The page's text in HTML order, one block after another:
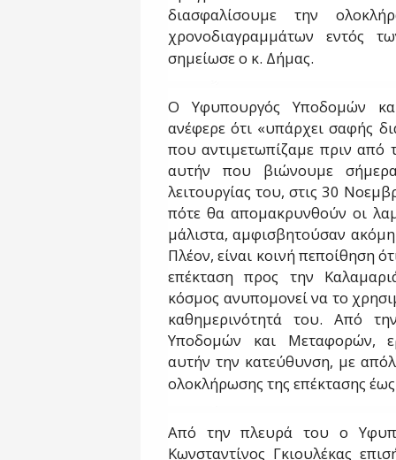
διασφαλίσουμε την
χρονοδιαγραμμάτων εντός
σημείωσε ο κ. Δήμας.
Ο Υφυπουργός Υποδομών
ανέφερε ότι «υπάρχει σαφής
που αντιμετωπίζαμε πριν
αυτήν που βιώνουμε
λειτουργίας του, στις 30
πότε θα απομακρυνθούν οι
μάλιστα, αμφισβητούσαν
Πλέον, είναι κοινή πεποίθηση
επέκταση προς την
κόσμος ανυπομονεί να το
καθημερινότητά του. Από
Υποδομών και Μεταφορών,
αυτήν την κατεύθυνση, με
ολοκλήρωσης της επέκτασης
Από την πλευρά του ο
Κωνσταντίνος Γκιουλέκας